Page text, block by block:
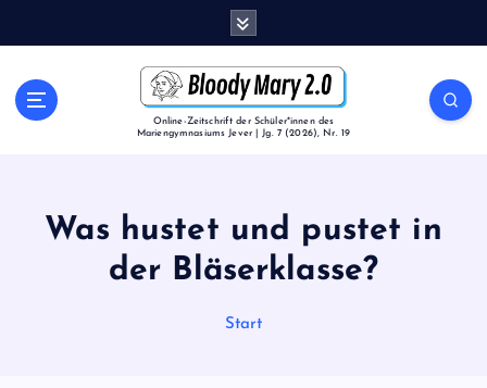
Online-Zeitschrift der Schüler*innen des
Mariengymnasiums Jever | Jg. 7 (2026), Nr. 19
Was hustet und pustet in
der Bläserklasse?
Start